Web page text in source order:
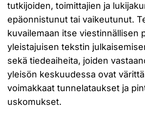
tutkijoiden, toimittajien ja
epäonnistunut tai vaikeutunut.
kuvailemaan itse viestinnällisen
yleistajuisen tekstin
sekä tiedeaiheita, joiden
yleisön keskuudessa ovat
voimakkaat tunnelataukset ja
uskomukset.